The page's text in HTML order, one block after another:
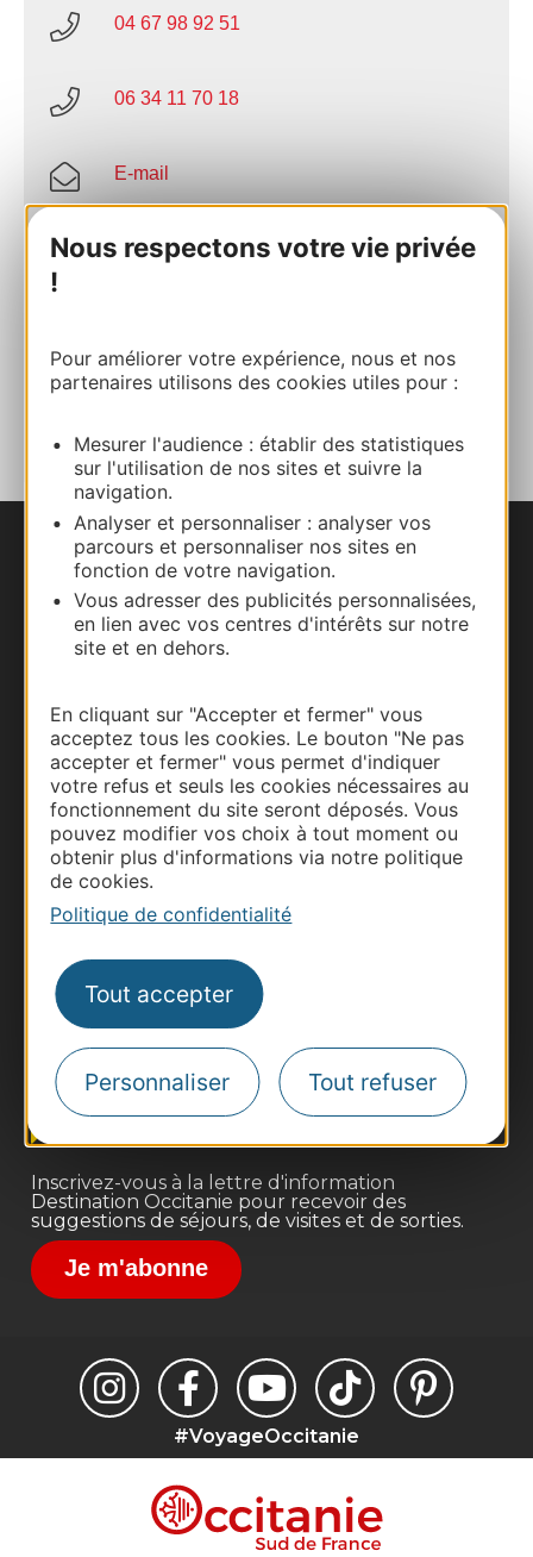
Nous respectons votre vie privée
!
Pour améliorer votre expérience, nous et nos
partenaires utilisons des cookies utiles pour :
Mesurer l'audience : établir des statistiques
sur l'utilisation de nos sites et suivre la
navigation.
Analyser et personnaliser : analyser vos
parcours et personnaliser nos sites en
fonction de votre navigation.
Vous adresser des publicités personnalisées,
en lien avec vos centres d'intérêts sur notre
site et en dehors.
En cliquant sur "Accepter et fermer" vous
acceptez tous les cookies. Le bouton "Ne pas
accepter et fermer" vous permet d'indiquer
votre refus et seuls les cookies nécessaires au
fonctionnement du site seront déposés. Vous
pouvez modifier vos choix à tout moment ou
obtenir plus d'informations via notre politique
de cookies.
Politique de confidentialité
Tout accepter
Personnaliser Tout refuser
04 67 98 92 51
06 34 11 70 18
E-mail
Site internet
AJOUTER
Nous contacter
Carte interactive
Thermalisme
Business/Mice
Pros d'Occitanie
Site presse et d'influence
Voyagistes
Inscrivez-vous à la lettre d'information
Destination Occitanie pour recevoir des
suggestions de séjours, de visites et de sorties.
Je m'abonne
#VoyageOccitanie